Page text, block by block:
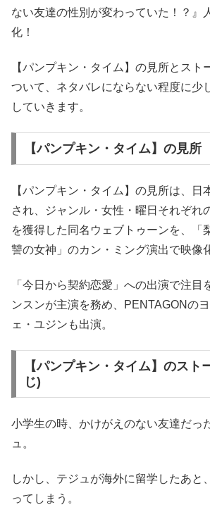
ない友達の性別が変わっていた！？』
化！
【パンプキン・タイム】の見所とスト
ついて、ネタバレにならない程度に少
していきます。
【パンプキン・タイム】の見所
【パンプキン・タイム】の見所は、日
され、ジャンル・女性・曜日それぞれ
を獲得した同名ウェブトゥーンを、「
讐の女神」のカン・ミング演出で映像
「今日から契約恋愛」への出演で注目
ンスンが主演を務め、PENTAGONの
ェ・ユジンも出演。
【パンプキン・タイム】のスト
じ)
小学生の時、かけがえのない友達だっ
ュ。
しかし、テジュが海外に留学したあと
ってしまう。